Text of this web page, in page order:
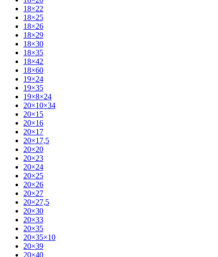
18×22
18×25
18×26
18×29
18×30
18×35
18×42
18×60
19×24
19×35
19×8×24
20×10×34
20×15
20×16
20×17
20×17,5
20×20
20×23
20×24
20×25
20×26
20×27
20×27,5
20×30
20×33
20×35
20×35×10
20×39
20×40